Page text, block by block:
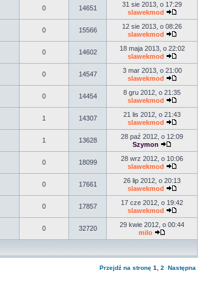
0 14651
31 sie 2013, o 17:29
slawekmod
0 15566
12 sie 2013, o 08:26
slawekmod
0 14602
18 maja 2013, o 22:02
slawekmod
0 14547
3 mar 2013, o 21:00
slawekmod
0 14454
8 gru 2012, o 21:35
slawekmod
1 14307
21 lis 2012, o 21:43
slawekmod
1 13628
28 paź 2012, o 12:09
Szymon
0 18099
28 wrz 2012, o 10:06
slawekmod
0 17661
26 lip 2012, o 20:13
slawekmod
0 17857
17 cze 2012, o 19:42
slawekmod
0 32720
29 kwie 2012, o 00:44
milo
Przejdź na stronę 1 2 Następna